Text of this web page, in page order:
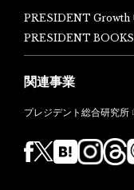
PRESIDENT Growth
PRESIDENT BOOKS
関連事業
プレジデント総合研究所